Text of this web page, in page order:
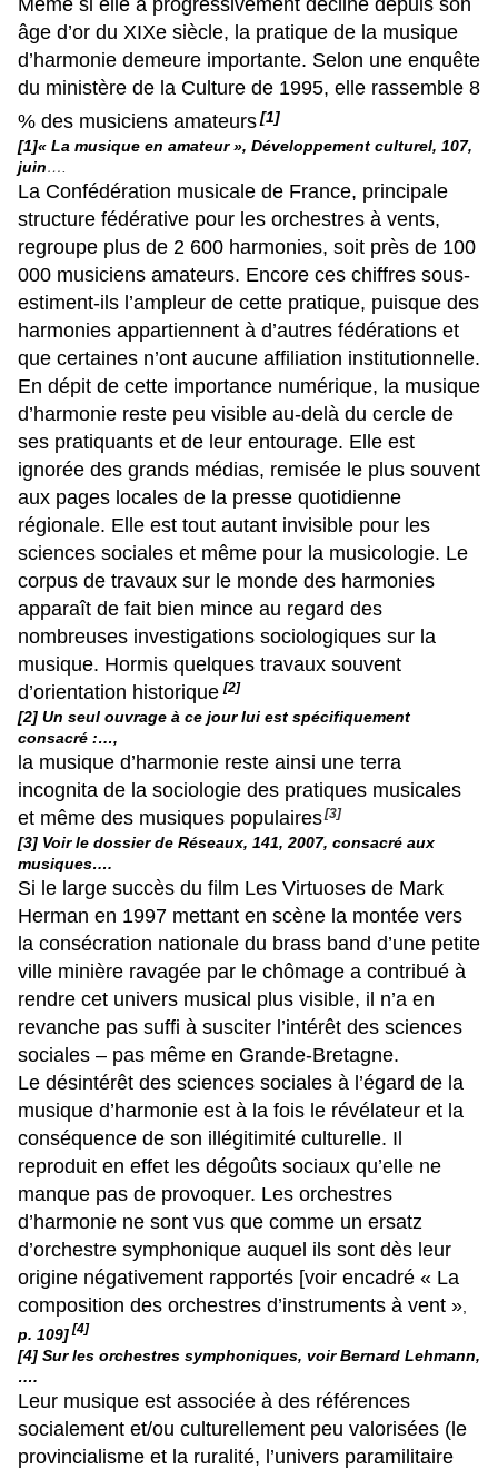
Même si elle a progressivement décliné depuis son
âge d’or du XIXe siècle, la pratique de la musique
d’harmonie demeure importante. Selon une enquête
du ministère de la Culture de 1995, elle rassemble 8
% des musiciens amateurs[1]
[1]« La musique en amateur », Développement culturel, 107,
juin….
La Confédération musicale de France, principale
structure fédérative pour les orchestres à vents,
regroupe plus de 2 600 harmonies, soit près de 100
000 musiciens amateurs. Encore ces chiffres sous-
estiment-ils l’ampleur de cette pratique, puisque des
harmonies appartiennent à d’autres fédérations et
que certaines n’ont aucune affiliation institutionnelle.
En dépit de cette importance numérique, la musique
d’harmonie reste peu visible au-delà du cercle de
ses pratiquants et de leur entourage. Elle est
ignorée des grands médias, remisée le plus souvent
aux pages locales de la presse quotidienne
régionale. Elle est tout autant invisible pour les
sciences sociales et même pour la musicologie. Le
corpus de travaux sur le monde des harmonies
apparaît de fait bien mince au regard des
nombreuses investigations sociologiques sur la
musique. Hormis quelques travaux souvent
d’orientation historique[2]
[2] Un seul ouvrage à ce jour lui est spécifiquement
consacré :…,
la musique d’harmonie reste ainsi une terra
incognita de la sociologie des pratiques musicales
et même des musiques populaires[3]
[3] Voir le dossier de Réseaux, 141, 2007, consacré aux
musiques….
Si le large succès du film Les Virtuoses de Mark
Herman en 1997 mettant en scène la montée vers
la consécration nationale du brass band d’une petite
ville minière ravagée par le chômage a contribué à
rendre cet univers musical plus visible, il n’a en
revanche pas suffi à susciter l’intérêt des sciences
sociales – pas même en Grande-Bretagne.
Le désintérêt des sciences sociales à l’égard de la
musique d’harmonie est à la fois le révélateur et la
conséquence de son illégitimité culturelle. Il
reproduit en effet les dégoûts sociaux qu’elle ne
manque pas de provoquer. Les orchestres
d’harmonie ne sont vus que comme un ersatz
d’orchestre symphonique auquel ils sont dès leur
origine négativement rapportés [voir encadré « La
composition des orchestres d’instruments à vent »
p. 109] [4]
[4] Sur les orchestres symphoniques, voir Bernard Lehmann,
….
Leur musique est associée à des références
socialement et/ou culturellement peu valorisées (le
provincialisme et la ruralité, l’univers paramilitaire